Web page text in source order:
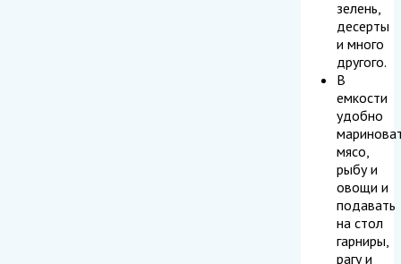
зелень,
десерты
и много
другого.
В
емкости
удобно
мясо,
рыбу и
овощи и
подавать
на стол
гарниры,
рагу и